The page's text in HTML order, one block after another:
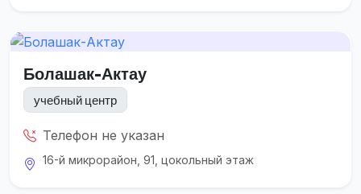
Болашак-Актау
учебный центр
Телефон не указан
16-й микрорайон, 91, цокольный этаж